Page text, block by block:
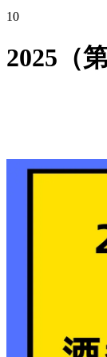
10
2025（